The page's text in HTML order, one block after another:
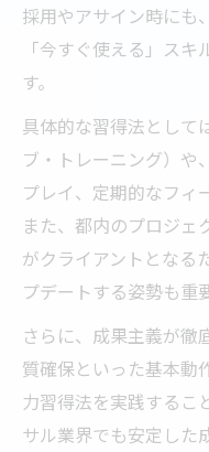
採用やアサイン時にも
「今すぐ使える」ス
す。
具体的な習得法として
ブ・トレーニング）や
プレイ、定期的なフィ
また、都内のプロジェ
がクライアントとなる
プデートする姿勢も重
さらに、成果主義が徹
質確保といった基本動
力習得法を実践するこ
サル業界でも安定した